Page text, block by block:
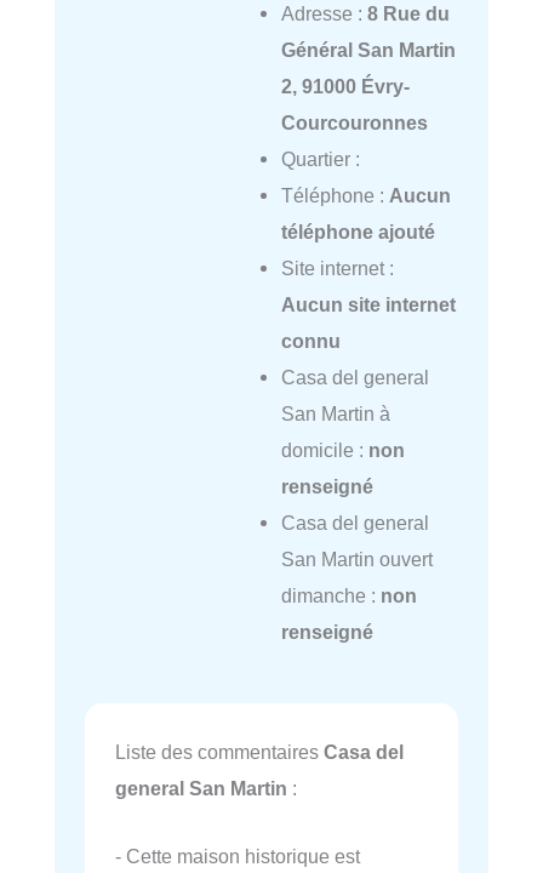
Adresse : 8 Rue du
Général San Martin
2, 91000 Évry-
Courcouronnes
Quartier :
Téléphone : Aucun
téléphone ajouté
Site internet :
Aucun site internet
connu
Casa del general
San Martin à
domicile : non
renseigné
Casa del general
San Martin ouvert
dimanche : non
renseigné
Liste des commentaires Casa del
general San Martin :
- Cette maison historique est